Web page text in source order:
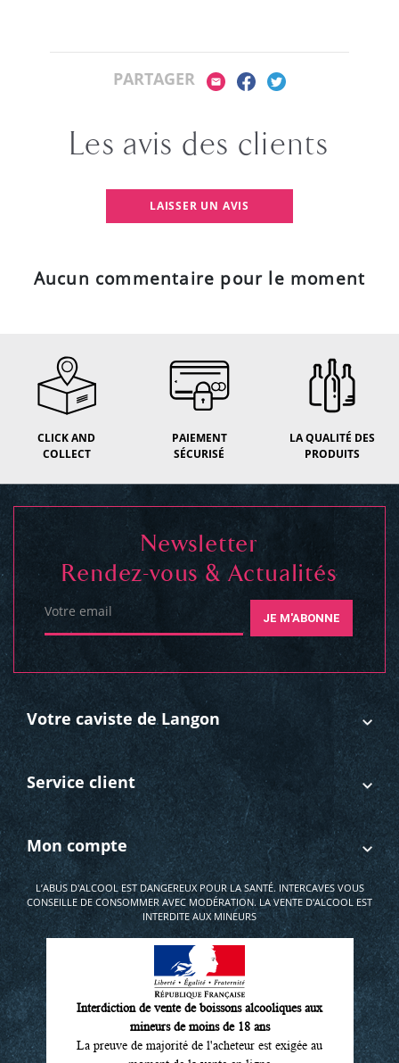
PARTAGER
Les avis des clients
LAISSER UN AVIS
Aucun commentaire pour le moment
CLICK AND
COLLECT
PAIEMENT
SÉCURISÉ
LA QUALITÉ DES
PRODUITS
Votre caviste de Langon
Service client
Mon compte
Newsletter
Rendez-vous & Actualités
Votre email JE M'ABONNE
L’ABUS D'ALCOOL EST DANGEREUX POUR LA SANTÉ. INTERCAVES VOUS
CONSEILLE DE CONSOMMER AVEC MODÉRATION. LA VENTE D'ALCOOL EST
INTERDITE AUX MINEURS
Interdiction de vente de boissons alcooliques aux
mineurs de moins de 18 ans
La preuve de majorité de l'acheteur est exigée au